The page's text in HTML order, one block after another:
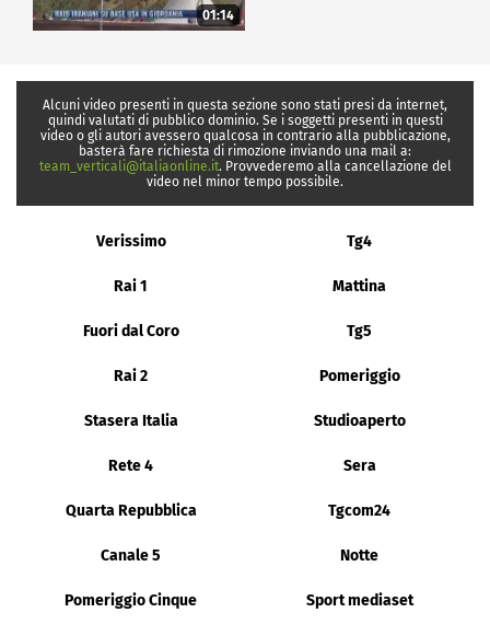
01:14
Alcuni video presenti in questa sezione sono stati presi da internet,
quindi valutati di pubblico dominio. Se i soggetti presenti in questi
video o gli autori avessero qualcosa in contrario alla pubblicazione,
basterà fare richiesta di rimozione inviando una mail a:
team_verticali@italiaonline.it. Provvederemo alla cancellazione del
video nel minor tempo possibile.
Verissimo Tg4
Rai 1 Mattina
Fuori dal Coro Tg5
Rai 2 Pomeriggio
Stasera Italia Studioaperto
Rete 4 Sera
Quarta Repubblica Tgcom24
Canale 5 Notte
Pomeriggio Cinque Sport mediaset